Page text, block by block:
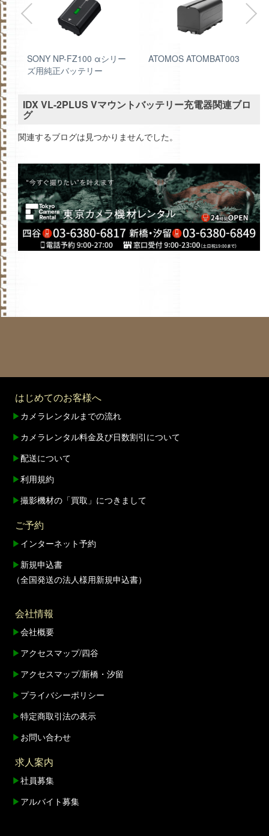
SONY NP-FZ100 αシリー
ズ用純正バッテリー
ATOMOS ATOMBAT003
IDX VL-2PLUS Vマウントバッテリー充電器関連ブロ
グ
関連するブログは見つかりませんでした。
はじめてのお客様へ
▶ カメラレンタルまでの流れ
▶ カメラレンタル料金及び日数割引について
▶配送について
▶利用規約
▶撮影機材の「買取」につきまして
ご予約
▶ インターネット予約
▶ 新規申込書
（全国発送の法人様用新規申込書）
会社情報
▶会社概要
▶ アクセスマップ/四谷
▶ アクセスマップ/新橋・汐留
▶ プライバシーポリシー
▶特定商取引法の表示
▶ お問い合わせ
求人案内
▶社員募集
▶ アルバイト募集